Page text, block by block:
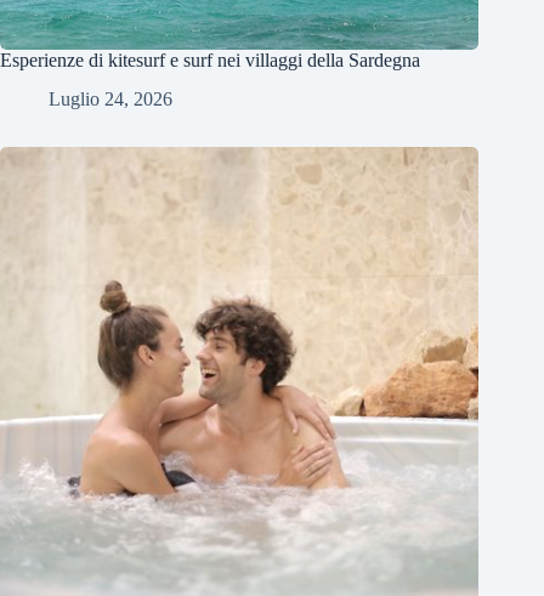
Esperienze di kitesurf e surf nei villaggi della Sardegna
Luglio 24, 2026